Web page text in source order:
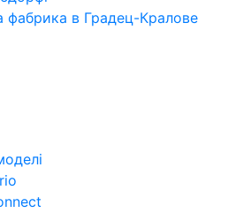
фабрика в Градец-Кралове